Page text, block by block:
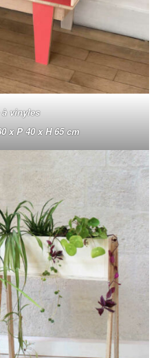
vinyles
x P 40 x H 65 cm